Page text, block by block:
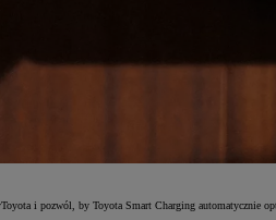
i pozwól, by Toyota Smart Charging automatycznie